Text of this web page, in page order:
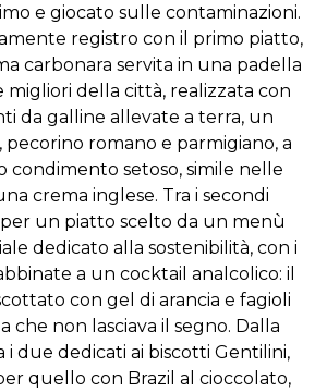
e giocato sulle contaminazioni.
registro con il primo piatto,
carbonara servita in una padella
migliori della città, realizzata con
da galline allevate a terra, un
romano e parmigiano, a
condimento setoso, simile nelle
crema inglese. Tra i secondi
un piatto scelto da un menù
dedicato alla sostenibilità, con i
a un cocktail analcolico: il
con gel di arancia e fagioli
che non lasciava il segno. Dalla
i due dedicati ai biscotti Gentilini,
quello con Brazil al cioccolato,